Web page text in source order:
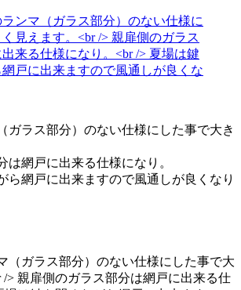
ガラス部分）のない仕様にした事で大き
は網戸に出来る仕様になり。
ら網戸に出来ますので風通しが良くなり